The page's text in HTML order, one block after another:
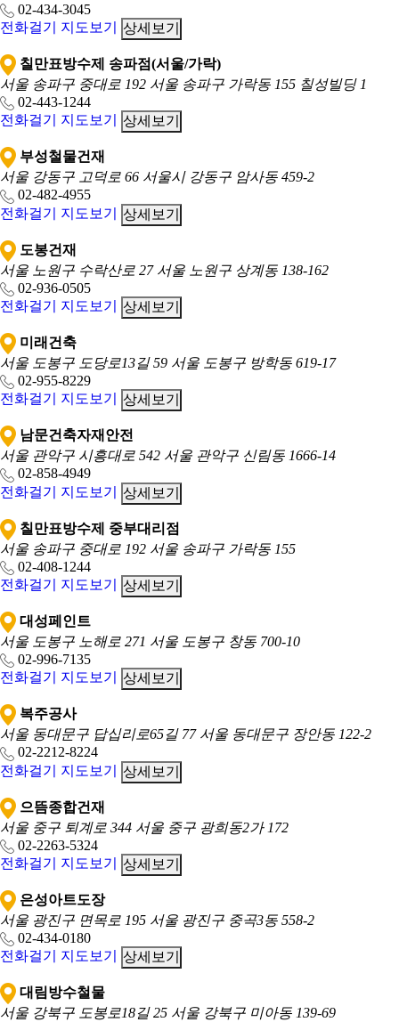
02-434-3045
전화걸기
지도보기 상세보기
칠만표방수제 송파점(서울/가락)
서울 송파구 중대로 192 서울 송파구 가락동 155 칠성빌딩 1
02-443-1244
전화걸기
지도보기 상세보기
부성철물건재
서울 강동구 고덕로 66 서울시 강동구 암사동 459-2
02-482-4955
전화걸기
지도보기 상세보기
도봉건재
서울 노원구 수락산로 27 서울 노원구 상계동 138-162
02-936-0505
전화걸기
지도보기 상세보기
미래건축
서울 도봉구 도당로13길 59 서울 도봉구 방학동 619-17
02-955-8229
전화걸기
지도보기 상세보기
남문건축자재안전
서울 관악구 시흥대로 542 서울 관악구 신림동 1666-14
02-858-4949
전화걸기
지도보기 상세보기
칠만표방수제 중부대리점
서울 송파구 중대로 192 서울 송파구 가락동 155
02-408-1244
전화걸기
지도보기 상세보기
대성페인트
서울 도봉구 노해로 271 서울 도봉구 창동 700-10
02-996-7135
전화걸기
지도보기 상세보기
복주공사
서울 동대문구 답십리로65길 77 서울 동대문구 장안동 122-2
02-2212-8224
전화걸기
지도보기 상세보기
으뜸종합건재
서울 중구 퇴계로 344 서울 중구 광희동2가 172
02-2263-5324
전화걸기
지도보기 상세보기
은성아트도장
서울 광진구 면목로 195 서울 광진구 중곡3동 558-2
02-434-0180
전화걸기
지도보기 상세보기
대림방수철물
서울 강북구 도봉로18길 25 서울 강북구 미아동 139-69